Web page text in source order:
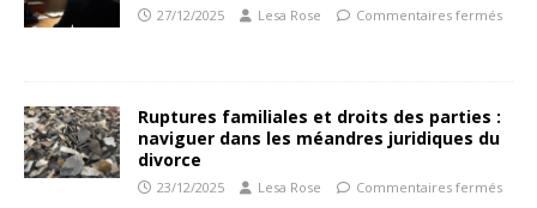
27/12/2025 Lesa Rose Commentaires fermés
Ruptures familiales et droits des parties :
naviguer dans les méandres juridiques du
divorce
23/12/2025 Lesa Rose Commentaires fermés